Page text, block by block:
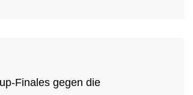
Finales gegen die